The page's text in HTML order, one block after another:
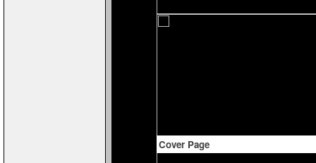
Cover Page